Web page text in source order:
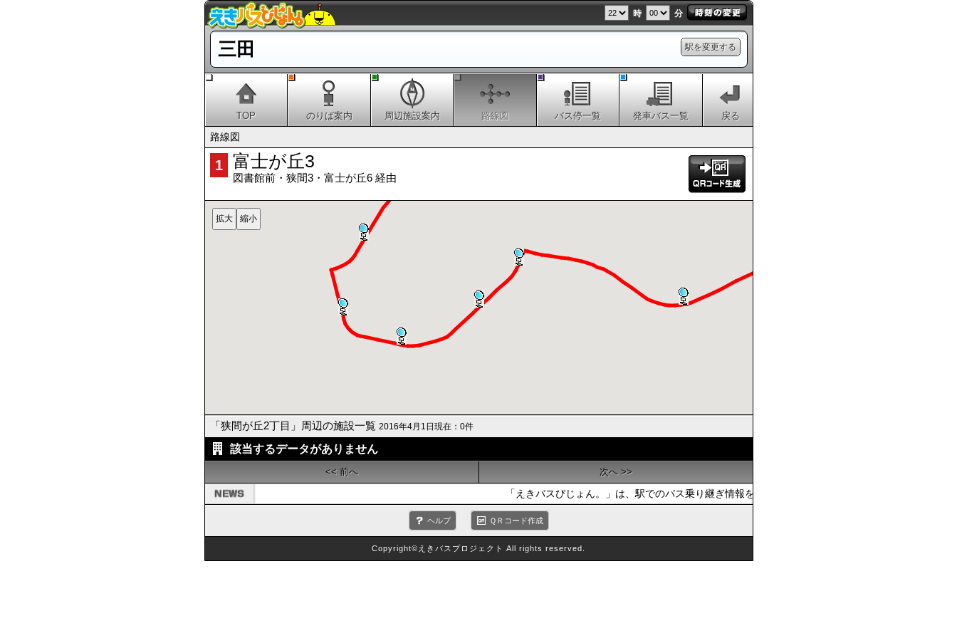
時 分
駅を変更する
三田
TOP のりば案内 周辺施設案内 路線図 バス停一覧 発車バス一覧 戻る
路線図
1 富士が丘3
図書館前・狭間3・富士が丘6 経由
「狭間が丘2丁目」周辺の施設一覧 2016年4月1日現在：0件
該当するデータがありません
<< 前へ 次へ >>
「えきバスびじょん。」は、駅でのバス乗り継ぎ情報を提供しています。おでかけの際は、公共交通
ヘルプ ＱＲコード作成
Copyright©えきバスプロジェクト All rights reserved.